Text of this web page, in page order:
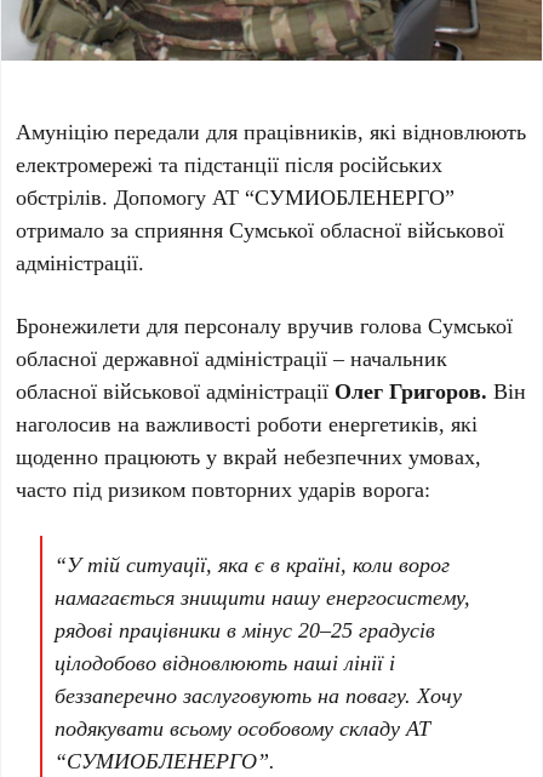
Амуніцію передали для працівників, які відновлюють
електромережі та підстанції після російських
обстрілів. Допомогу АТ “СУМИОБЛЕНЕРГО”
отримало за сприяння Сумської обласної військової
адміністрації.
Бронежилети для персоналу вручив голова Сумської
обласної державної адміністрації – начальник
обласної військової адміністрації Олег Григоров. Він
наголосив на важливості роботи енергетиків, які
щоденно працюють у вкрай небезпечних умовах,
часто під ризиком повторних ударів ворога:
“У тій ситуації, яка є в країні, коли ворог
намагається знищити нашу енергосистему,
рядові працівники в мінус 20–25 градусів
цілодобово відновлюють наші лінії і
беззаперечно заслуговують на повагу. Хочу
подякувати всьому особовому складу АТ
“СУМИОБЛЕНЕРГО”.